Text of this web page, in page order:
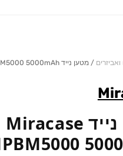
/ מטען נייד Miracase MPBM5000 5000mAh
מטען נייד Miracase